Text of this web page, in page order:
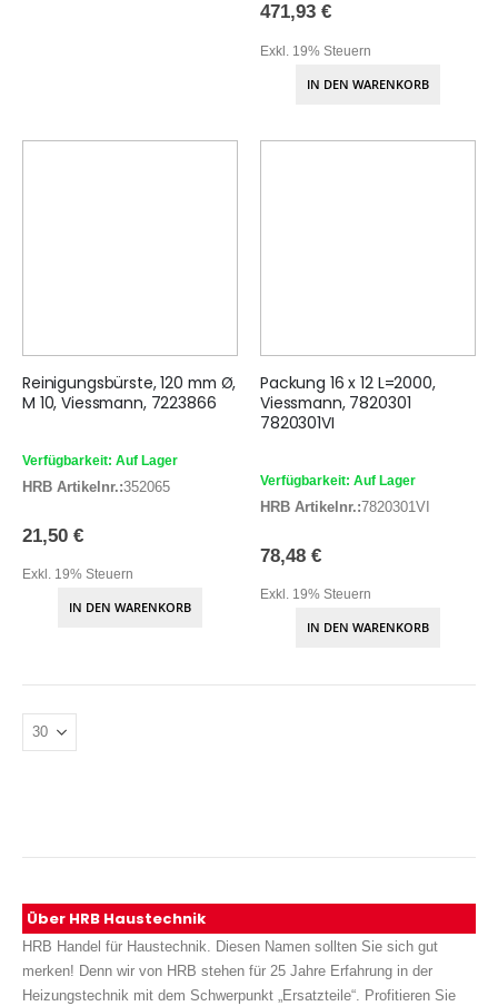
471,93 €
Exkl. 19% Steuern
IN DEN WARENKORB
Reinigungsbürste, 120 mm Ø,
M 10, Viessmann, 7223866
Verfügbarkeit: Auf Lager
HRB Artikelnr.:352065
21,50 €
Exkl. 19% Steuern
IN DEN WARENKORB
Packung 16 x 12 L=2000,
Viessmann, 7820301
7820301VI
Verfügbarkeit: Auf Lager
HRB Artikelnr.:7820301VI
78,48 €
Exkl. 19% Steuern
IN DEN WARENKORB
Über HRB Haustechnik
HRB Handel für Haustechnik. Diesen Namen sollten Sie sich gut
merken! Denn wir von HRB stehen für 25 Jahre Erfahrung in der
Heizungstechnik mit dem Schwerpunkt „Ersatzteile“. Profitieren Sie